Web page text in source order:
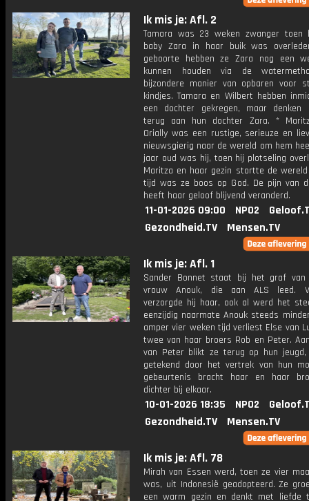
Ik mis je: Afl. 2
Tamara was 23 weken zwanger toen
baby Zara in haar buik was
geboorte hebben ze Zara nog een
kunnen houden via de
bijzondere manier van opbaren voor
kindjes. Tamara en Wilbert hebben
een dochter gekregen, maar denken
terug aan hun dochter Zara. *
Orially was een rustige, serieuze en
nieuwsgierig naar de wereld om hem
jaar oud was hij, toen hij plotseling
Maritza en haar gezin stortte de wereld
tijd was ze boos op God. De pijn van
heeft haar geloof blijvend veranderd.
11-01-2026 09:00 NPO2
Gezondheid.TV
Mensen.TV
Ik mis je: Afl. 1
Sander Bonnet staat bij het graf van
vrouw Anouk, die aan ALS leed.
verzorgde hij haar, ook al werd het
eenzijdig naarmate Anouk steeds
amper vier weken tijd verliest Else van
twee van haar broers Rob en Peter.
van Peter blikt ze terug op hun
getekend door het vertrek van hun
gebeurtenis bracht haar en haar
dichter bij elkaar.
10-01-2026 18:35 NPO2
Gezondheid.TV
Mensen.TV
Ik mis je: Afl. 78
Mirah van Essen werd, toen ze vier
was, uit Indonesië geadopteerd. Ze
een warm gezin en denkt met liefde